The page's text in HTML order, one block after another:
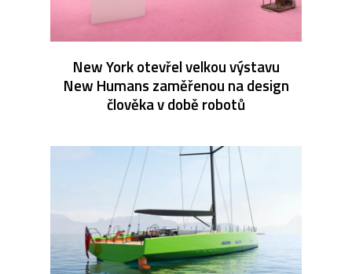
New York otevřel velkou výstavu
New Humans zaměřenou na design
člověka v době robotů